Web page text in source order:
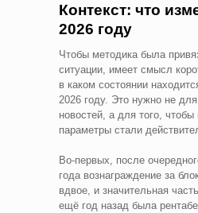
Контекст: что
2026 году
Чтобы методика была
ситуации, имеет смысл
в каком состоянии
2026 году. Это нужно не
новостей, а для того, чтобы
параметры стали
Во-первых, после
года вознаграждение за
вдвое, и значительная
ещё год назад была